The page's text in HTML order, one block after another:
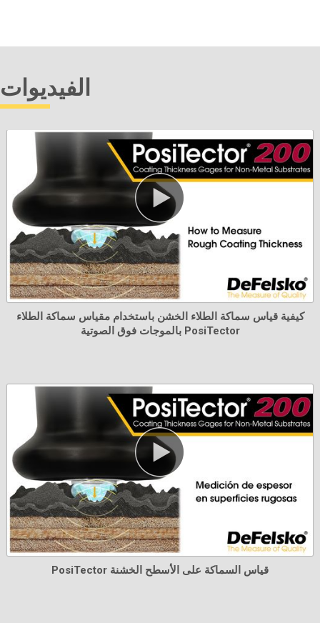
حشوات بلاستيكية معتمدة
بديل اقتصادي للألواح المعدنية المغلفة، مع دقة أقل. مثالية
لحماية طرف مسبار PosiTector .
طقم شيم معتمد من Testex
يُستخدم للتحقق من دقة وتشغيل جميع أجهزة ميكرومتر
الداخلية. يتضمن شهادة معايرة يمكن تتبعها إلى PTB.
الفيديوات
كيفية قياس سماكة الطلاء الخشن باستخدام مقياس سماكة الطلاء
بالموجات فوق الصوتية PosiTector
PosiTector قياس السماكة على الأسطح الخشنة